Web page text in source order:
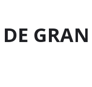
GRAN